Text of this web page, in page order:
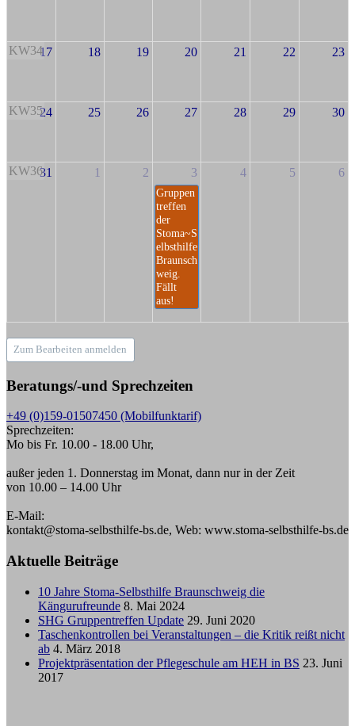
KW3417 18 19 20 21 22 23
KW3524 25 26 27 28 29 30
KW3631 1 2 3
Gruppen
treffen
der
Stoma~S
elbsthilfe
Braunsch
weig.
Fällt
aus!
4 5 6
Zum Bearbeiten anmelden
Beratungs/-und Sprechzeiten
+49 (0)159-01507450 (Mobilfunktarif)
Sprechzeiten:
Mo bis Fr. 10.00 - 18.00 Uhr,
außer jeden 1. Donnerstag im Monat, dann nur in der Zeit
von 10.00 – 14.00 Uhr
E-Mail:
kontakt@stoma-selbsthilfe-bs.de, Web: www.stoma-selbsthilfe-bs.de
Aktuelle Beiträge
10 Jahre Stoma-Selbsthilfe Braunschweig die
Kängurufreunde 8. Mai 2024
SHG Gruppentreffen Update 29. Juni 2020
Taschenkontrollen bei Veranstaltungen – die Kritik reißt nicht
ab 4. März 2018
Projektpräsentation der Pflegeschule am HEH in BS 23. Juni
2017